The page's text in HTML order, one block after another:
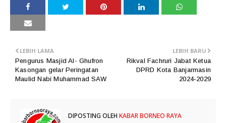
LEBIH BARU
Rikval Fachruri Jabat Ketua
DPRD Kota Banjarmasin
2024-2029
LEBIH LAMA
Pengurus Masjid Al- Ghufron
Kasongan gelar Peringatan
Maulid Nabi Muhammad SAW
DIPOSTING OLEH KABAR BORNEO RAYA